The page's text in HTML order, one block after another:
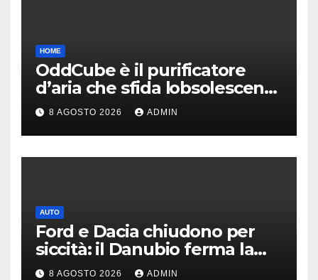
HOME
OddCube è il purificatore
d’aria che sfida lobsolescenza
programmata
8 AGOSTO 2026 ADMIN
AUTO
Ford e Dacia chiudono per
siccità: il Danubio ferma la
produzione auto
8 AGOSTO 2026 ADMIN